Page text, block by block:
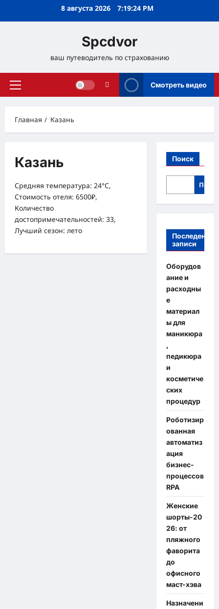
8 августа 2026 7:19:25 PM
Spcdvor
ваш путеводитель по страхованию
Основное
Смотреть видео
Главная Казань
Казань
Средняя температура: 24°C,
Стоимость отеля: 6500₽,
Количество
достопримечательностей: 33,
Лучший сезон: лето
Поиск
Поиск
Последение
записи
Оборудов
ание и
расходны
е
материал
ы для
маникюра
,
педикюра
и
косметиче
ских
процедур
Роботизир
ованная
автоматиз
ация
бизнес-
процессов
RPA
Женские
шорты-20
26: от
пляжного
фаворита
до
офисного
маст-хэва
Назначени